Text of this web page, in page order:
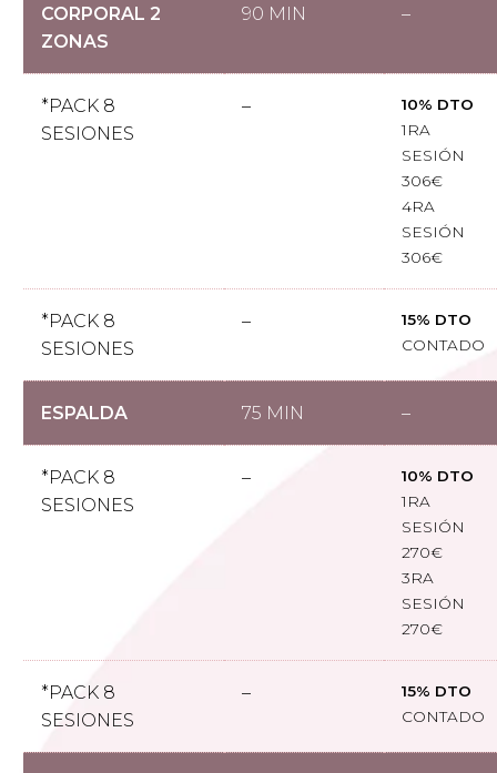
CORPORAL 2
ZONAS
90 MIN –
*PACK 8
SESIONES
–
10% DTO
1RA
SESIÓN
306€
4RA
SESIÓN
306€
*PACK 8
SESIONES
–
15% DTO
CONTADO
ESPALDA 75 MIN –
*PACK 8
SESIONES
–
10% DTO
1RA
SESIÓN
270€
3RA
SESIÓN
270€
*PACK 8
SESIONES
–
15% DTO
CONTADO